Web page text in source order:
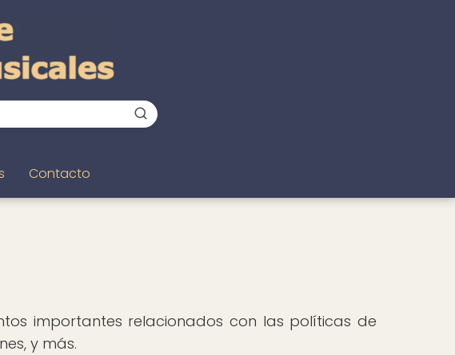
Contacto
importantes relacionados con las políticas de
y más.